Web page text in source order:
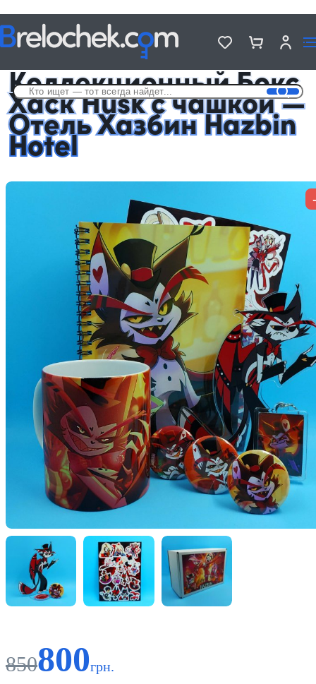
Коллекционный Бокс Хаск Husk с чашкой — Отель Хазбин Hazbin
Hotel
Коллекционный Бокс
Хаск Husk с чашкой —
Отель Хазбин Hazbin
Hotel
850800грн.